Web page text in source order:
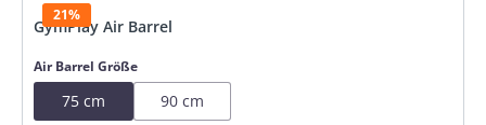
21%
GymPlay Air Barrel
Air Barrel Größeauswählen
75 cm 90 cm